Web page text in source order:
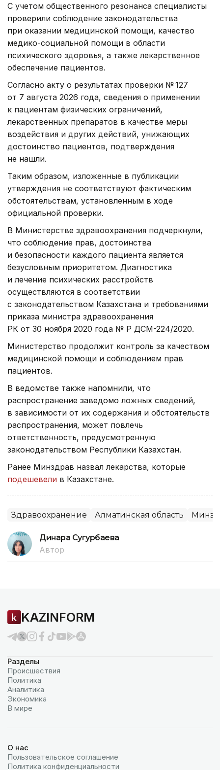
С учетом общественного резонанса специалисты
проверили соблюдение законодательства
при оказании медицинской помощи, качество
медико-социальной помощи в области
психического здоровья, а также лекарственное
обеспечение пациентов.
Согласно акту о результатах проверки № 127
от 7 августа 2026 года, сведения о применении
к пациентам физических ограничений,
лекарственных препаратов в качестве меры
воздействия и других действий, унижающих
достоинство пациентов, подтверждения
не нашли.
Таким образом, изложенные в публикации
утверждения не соответствуют фактическим
обстоятельствам, установленным в ходе
официальной проверки.
В Министерстве здравоохранения подчеркнули,
что соблюдение прав, достоинства
и безопасности каждого пациента является
безусловным приоритетом. Диагностика
и лечение психических расстройств
осуществляются в соответствии
с законодательством Казахстана и требованиями
приказа министра здравоохранения
РК от 30 ноября 2020 года № ҚР ДСМ-224/2020.
Министерство продолжит контроль за качеством
медицинской помощи и соблюдением прав
пациентов.
В ведомстве также напомнили, что
распространение заведомо ложных сведений,
в зависимости от их содержания и обстоятельств
распространения, может повлечь
ответственность, предусмотренную
законодательством Республики Казахстан.
Ранее Минздрав назвал лекарства, которые
подешевели в Казахстане.
Здравоохранение Алматинская область
Динара Сугурбаева
Автор
KAZINFORM
Разделы
Происшествия
Политика
Аналитика
Экономика
В мире
О нас
Пользовательское соглашение
Политика конфиденциальности